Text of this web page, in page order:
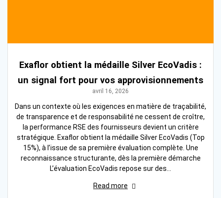
Exaflor obtient la médaille Silver EcoVadis :
un signal fort pour vos approvisionnements
avril 16, 2026
Dans un contexte où les exigences en matière de traçabilité,
de transparence et de responsabilité ne cessent de croître,
la performance RSE des fournisseurs devient un critère
stratégique. Exaflor obtient la médaille Silver EcoVadis (Top
15%), à l’issue de sa première évaluation complète. Une
reconnaissance structurante, dès la première démarche
L’évaluation EcoVadis repose sur des…
Read more